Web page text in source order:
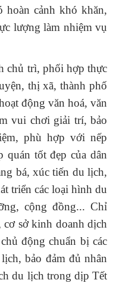
hoàn cảnhkhó khăn,
lượng làm nhiệm vụ
chủ trì, phối hợp thực
thị xã, thành phố
động văn hoá, văn
vui chơi giải trí, bảo
phù hợp với nếp
quán tốt đẹp của dân
bá, xúc tiến du lịch,
triển các loại hình du
cộng đồng... Chỉ
cơ sở kinh doanh dịch
động chuẩn bị các
bảo đảm đủ nhân
du lịch trong dịp Tết